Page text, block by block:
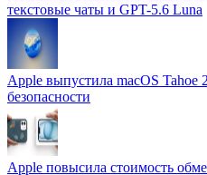
текстовые чаты и GPT-5.6 Luna
Apple выпустила macOS Tahoe
безопасности
Apple повысила стоимость